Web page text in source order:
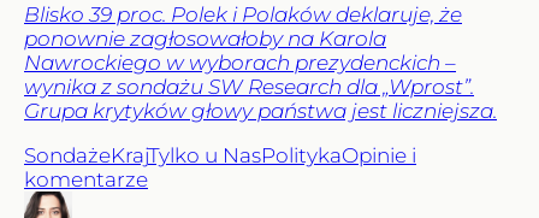
Blisko 39 proc. Polek i Polaków deklaruje, że
ponownie zagłosowałoby na Karola
Nawrockiego w wyborach prezydenckich –
wynika z sondażu SW Research dla „Wprost”.
Grupa krytyków głowy państwa jest liczniejsza.
SondażeKrajTylko u NasPolitykaOpinie i
komentarze